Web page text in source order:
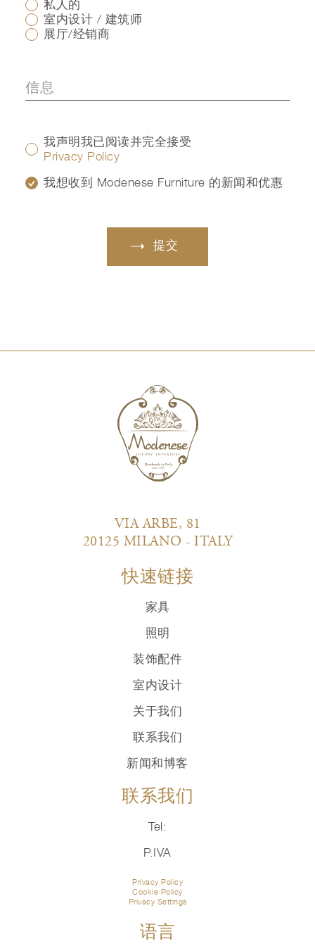
私人的
室内设计 / 建筑师
展厅/经销商
我声明我已阅读并完全接受
Privacy Policy
我想收到 Modenese Furniture 的新闻和优惠
提交
VIA ARBE, 81
20125 MILANO - ITALY
快速链接
家具
照明
装饰配件
室内设计
关于我们
联系我们
新闻和博客
联系我们
Tel:
P.IVA
Privacy Policy
Cookie Policy
Privacy Settings
语言